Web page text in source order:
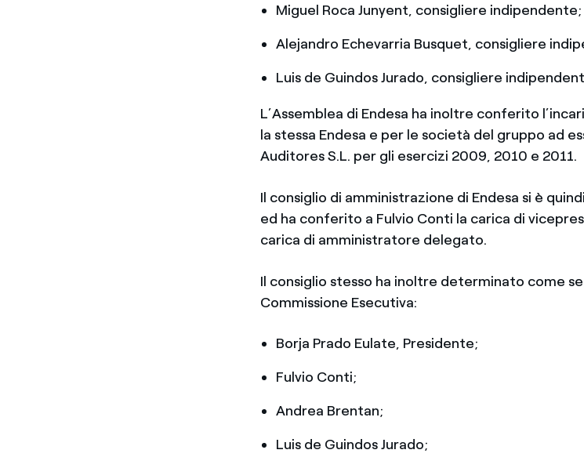
Miguel Roca Junyent, consigliere indipendente;
Alejandro Echevarria Busquet, consigliere
Luis de Guindos Jurado, consigliere
L’Assemblea di Endesa ha inoltre conferito
la stessa Endesa e per le società del gruppo ad
Auditores S.L. per gli esercizi 2009, 2010 e 2011.
Il consiglio di amministrazione di Endesa si è
ed ha conferito a Fulvio Conti la carica di
carica di amministratore delegato.
Il consiglio stesso ha inoltre determinato come
Commissione Esecutiva:
Borja Prado Eulate, Presidente;
Fulvio Conti;
Andrea Brentan;
Luis de Guindos Jurado;